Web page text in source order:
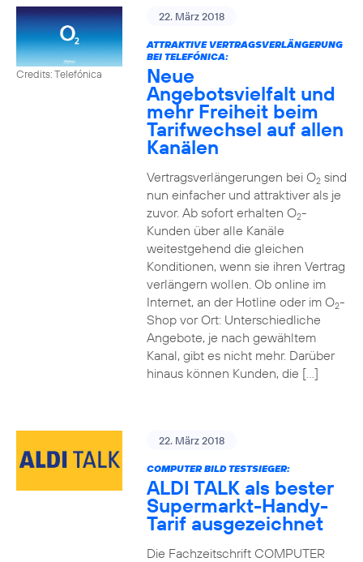
Credits: Telefónica
22. März 2018
ATTRAKTIVE VERTRAGSVERLÄNGERUNG
BEI TELEFÓNICA:
Neue
Angebotsvielfalt und
mehr Freiheit beim
Tarifwechsel auf allen
Kanälen
Vertragsverlängerungen bei O2sind
nun einfacher und attraktiver als je
zuvor. Ab sofort erhalten O2-
Kunden über alle Kanäle
weitestgehend die gleichen
Konditionen, wenn sie ihren Vertrag
verlängern wollen. Ob online im
Internet, an der Hotline oder im O2-
Shop vor Ort: Unterschiedliche
Angebote, je nach gewähltem
Kanal, gibt es nicht mehr. Darüber
hinaus können Kunden, die […]
22. März 2018
COMPUTER BILD TESTSIEGER:
ALDI TALK als bester
Supermarkt-Handy-
Tarif ausgezeichnet
Die Fachzeitschrift COMPUTER